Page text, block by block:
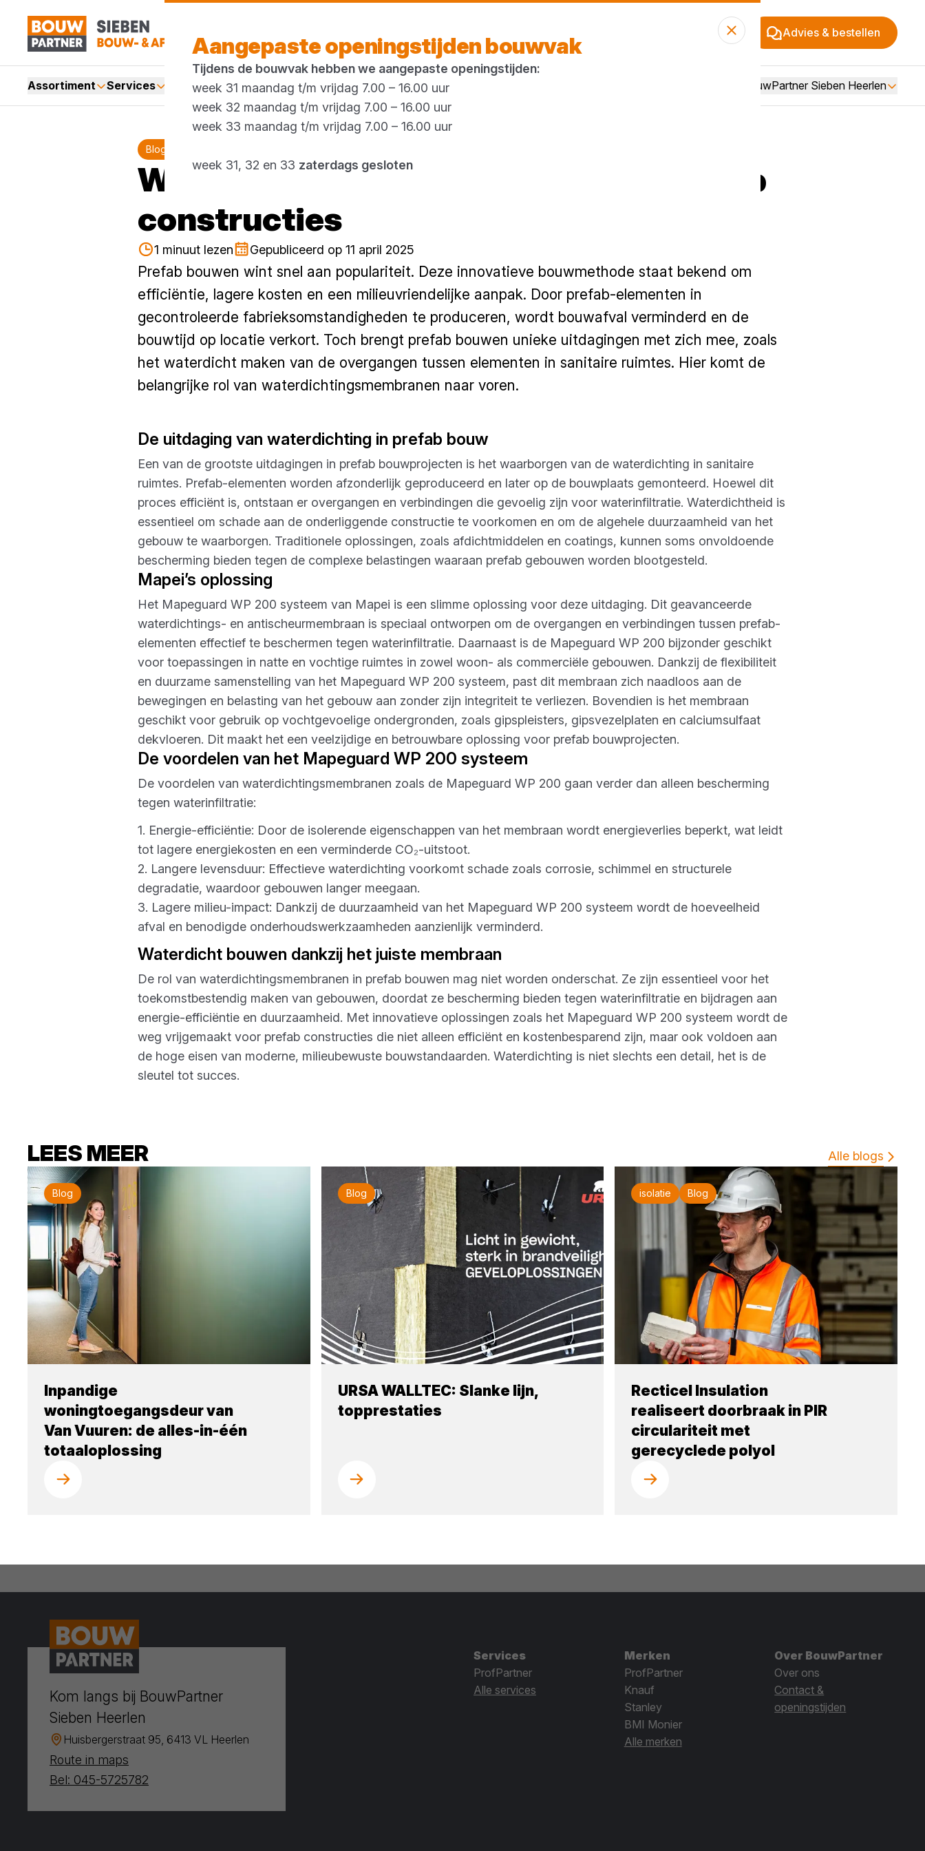
Advies & bestellen
Assortiment Services MerkenActiesBlogs Over BouwPartner Sieben Heerlen
Blog
Waterdichte sanitaire ruimtes in prefab
constructies
1 minuut lezen Gepubliceerd op 11 april 2025
Prefab bouwen wint snel aan populariteit. Deze innovatieve bouwmethode staat bekend om
efficiëntie, lagere kosten en een milieuvriendelijke aanpak. Door prefab-elementen in
gecontroleerde fabrieksomstandigheden te produceren, wordt bouwafval verminderd en de
bouwtijd op locatie verkort. Toch brengt prefab bouwen unieke uitdagingen met zich mee, zoals
het waterdicht maken van de overgangen tussen elementen in sanitaire ruimtes. Hier komt de
belangrijke rol van waterdichtingsmembranen naar voren.
De uitdaging van waterdichting in prefab bouw
Een van de grootste uitdagingen in prefab bouwprojecten is het waarborgen van de waterdichting in sanitaire
ruimtes. Prefab-elementen worden afzonderlijk geproduceerd en later op de bouwplaats gemonteerd. Hoewel dit
proces efficiënt is, ontstaan er overgangen en verbindingen die gevoelig zijn voor waterinfiltratie. Waterdichtheid is
essentieel om schade aan de onderliggende constructie te voorkomen en om de algehele duurzaamheid van het
gebouw te waarborgen. Traditionele oplossingen, zoals afdichtmiddelen en coatings, kunnen soms onvoldoende
bescherming bieden tegen de complexe belastingen waaraan prefab gebouwen worden blootgesteld.
Mapei’s oplossing
Het Mapeguard WP 200 systeem van Mapei is een slimme oplossing voor deze uitdaging. Dit geavanceerde
waterdichtings- en antischeurmembraan is speciaal ontworpen om de overgangen en verbindingen tussen prefab-
elementen effectief te beschermen tegen waterinfiltratie. Daarnaast is de Mapeguard WP 200 bijzonder geschikt
voor toepassingen in natte en vochtige ruimtes in zowel woon- als commerciële gebouwen. Dankzij de flexibiliteit
en duurzame samenstelling van het Mapeguard WP 200 systeem, past dit membraan zich naadloos aan de
bewegingen en belasting van het gebouw aan zonder zijn integriteit te verliezen. Bovendien is het membraan
geschikt voor gebruik op vochtgevoelige ondergronden, zoals gipspleisters, gipsvezelplaten en calciumsulfaat
dekvloeren. Dit maakt het een veelzijdige en betrouwbare oplossing voor prefab bouwprojecten.
De voordelen van het Mapeguard WP 200 systeem
De voordelen van waterdichtingsmembranen zoals de Mapeguard WP 200 gaan verder dan alleen bescherming
tegen waterinfiltratie:
1. Energie-efficiëntie: Door de isolerende eigenschappen van het membraan wordt energieverlies beperkt, wat leidt
tot lagere energiekosten en een verminderde CO₂-uitstoot.
2. Langere levensduur: Effectieve waterdichting voorkomt schade zoals corrosie, schimmel en structurele
degradatie, waardoor gebouwen langer meegaan.
3. Lagere milieu-impact: Dankzij de duurzaamheid van het Mapeguard WP 200 systeem wordt de hoeveelheid
afval en benodigde onderhoudswerkzaamheden aanzienlijk verminderd.
Waterdicht bouwen dankzij het juiste membraan
De rol van waterdichtingsmembranen in prefab bouwen mag niet worden onderschat. Ze zijn essentieel voor het
toekomstbestendig maken van gebouwen, doordat ze bescherming bieden tegen waterinfiltratie en bijdragen aan
energie-efficiëntie en duurzaamheid. Met innovatieve oplossingen zoals het Mapeguard WP 200 systeem wordt de
weg vrijgemaakt voor prefab constructies die niet alleen efficiënt en kostenbesparend zijn, maar ook voldoen aan
de hoge eisen van moderne, milieubewuste bouwstandaarden. Waterdichting is niet slechts een detail, het is de
sleutel tot succes.
LEES MEER Alle blogs
Blog
Inpandige
woningtoegangsdeur van
Van Vuuren: de alles-in-één
totaaloplossing
Blog
URSA WALLTEC: Slanke lijn,
topprestaties
isolatie Blog
Recticel Insulation
realiseert doorbraak in PIR
circulariteit met
gerecyclede polyol
Aangepaste openingstijden bouwvak
Tijdens de bouwvak hebben we aangepaste openingstijden:
week 31 maandag t/m vrijdag 7.00 – 16.00 uur
week 32 maandag t/m vrijdag 7.00 – 16.00 uur
week 33 maandag t/m vrijdag 7.00 – 16.00 uur
week 31, 32 en 33 zaterdags gesloten
Kom langs bij BouwPartner
Sieben Heerlen
Huisbergerstraat 95, 6413 VL Heerlen
Route in maps
Bel: 045-5725782
Services
ProfPartner
Alle services
Merken
ProfPartner
Knauf
Stanley
BMI Monier
Alle merken
Over BouwPartner
Over ons
Contact &
openingstijden